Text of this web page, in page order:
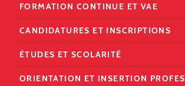
FORMATION CONTINUE ET VAE
CANDIDATURES ET INSCRIPTIONS
ÉTUDES ET SCOLARITÉ
ORIENTATION ET INSERTION